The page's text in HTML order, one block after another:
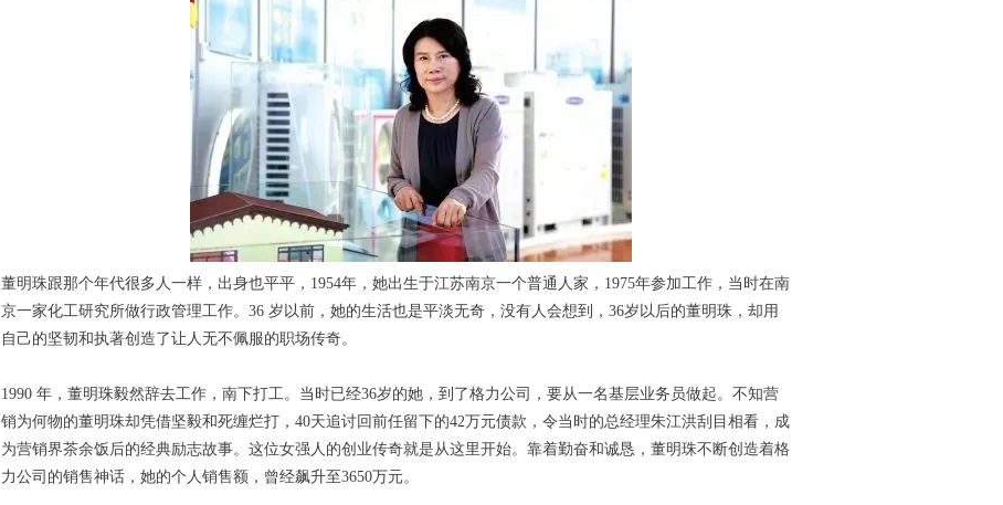
董明珠跟那个年代很多人一样，出身也平平，1954年，她出生于江苏南京一个普通人家，1975年参加工作，当时在南
京一家化工研究所做行政管理工作。36 岁以前，她的生活也是平淡无奇，没有人会想到，36岁以后的董明珠，却用
自己的坚韧和执著创造了让人无不佩服的职场传奇。
1990 年，董明珠毅然辞去工作，南下打工。当时已经36岁的她，到了格力公司，要从一名基层业务员做起。不知营
销为何物的董明珠却凭借坚毅和死缠烂打，40天追讨回前任留下的42万元债款，令当时的总经理朱江洪刮目相看，成
为营销界茶余饭后的经典励志故事。这位女强人的创业传奇就是从这里开始。靠着勤奋和诚恳，董明珠不断创造着格
力公司的销售神话，她的个人销售额，曾经飙升至3650万元。